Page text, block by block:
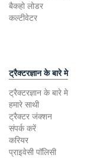
बैकहो लोडर
कल्टीवेटर
ट्रैक्टरज्ञान के बारे मे
ट्रैक्टरज्ञान के बारे मे
हमारे साथी
ट्रैक्टर जंक्शन
संपर्क करें
करियर
प्राइवेसी पॉलिसी